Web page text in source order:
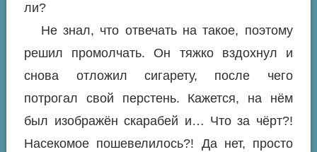
ли?
Не знал, что отвечать на такое, поэтому
решил промолчать. Он тяжко вздохнул и
снова отложил сигарету, после чего
потрогал свой перстень. Кажется, на нём
был изображён скарабей и… Что за чёрт?!
Насекомое пошевелилось?! Да нет, просто